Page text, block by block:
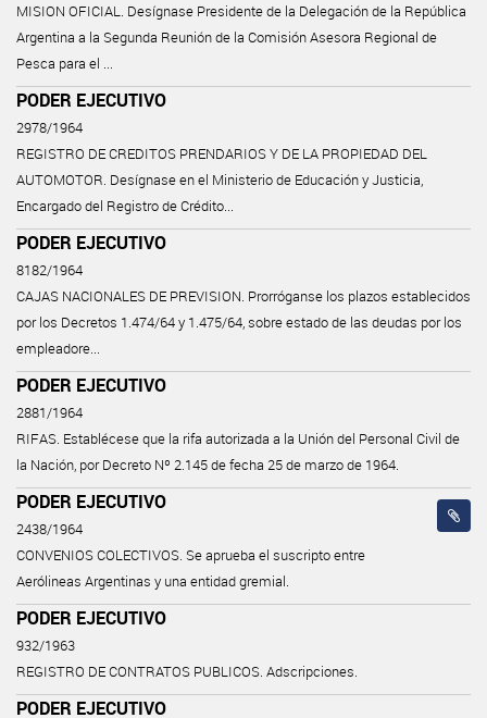
MISION OFICIAL. Desígnase Presidente de la Delegación de la República
Argentina a la Segunda Reunión de la Comisión Asesora Regional de
Pesca para el ...
PODER EJECUTIVO
2978/1964
REGISTRO DE CREDITOS PRENDARIOS Y DE LA PROPIEDAD DEL
AUTOMOTOR. Desígnase en el Ministerio de Educación y Justicia,
Encargado del Registro de Crédito...
PODER EJECUTIVO
8182/1964
CAJAS NACIONALES DE PREVISION. Prorróganse los plazos establecidos
por los Decretos 1.474/64 y 1.475/64, sobre estado de las deudas por los
empleadore...
PODER EJECUTIVO
2881/1964
RIFAS. Establécese que la rifa autorizada a la Unión del Personal Civil de
la Nación, por Decreto Nº 2.145 de fecha 25 de marzo de 1964.
PODER EJECUTIVO
2438/1964
CONVENIOS COLECTIVOS. Se aprueba el suscripto entre
Aerólineas Argentinas y una entidad gremial.
PODER EJECUTIVO
932/1963
REGISTRO DE CONTRATOS PUBLICOS. Adscripciones.
PODER EJECUTIVO